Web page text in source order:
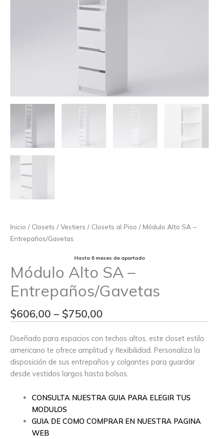
Inicio / Closets / Vestiers / Closets al Piso / Módulo Alto SA –
Entrepaños/Gavetas
Hasta 6 meses de apartado
Módulo Alto SA –
Entrepaños/Gavetas
$606,00 – $750,00
Diseñado para espacios con techos altos, este closet estilo
americano te ofrece amplitud y flexibilidad. Personaliza la
disposición de sus entrepaños y colgantes para guardar
desde vestidos largos hasta bolsos.
CONSULTA NUESTRA GUIA PARA ELEGIR TUS
MODULOS
GUIA DE COMO COMPRAR EN NUESTRA PAGINA
WEB